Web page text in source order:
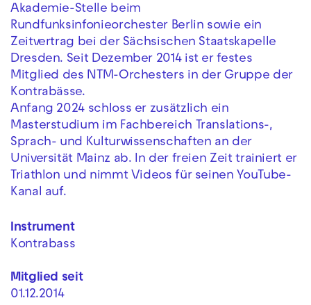
Akademie-Stelle beim
Rundfunksinfonieorchester Berlin sowie ein
Zeitvertrag bei der Sächsischen Staatskapelle
Dresden. Seit Dezember 2014 ist er festes
Mitglied des NTM-Orchesters in der Gruppe der
Kontrabässe.
Anfang 2024 schloss er zusätzlich ein
Masterstudium im Fachbereich Translations-,
Sprach- und Kulturwissenschaften an der
Universität Mainz ab. In der freien Zeit trainiert er
Triathlon und nimmt Videos für seinen YouTube-
Kanal auf.
Instrument
Kontrabass
Mitglied seit
01.12.2014